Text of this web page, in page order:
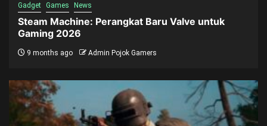
Gadget Games News
Steam Machine: Perangkat Baru Valve untuk
Gaming 2026
9 months ago Admin Pojok Gamers